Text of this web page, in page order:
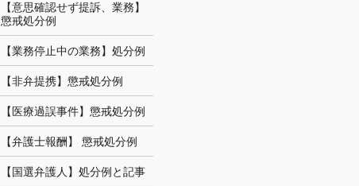
【意思確認せず提訴、業務】
懲戒処分例
【業務停止中の業務】処分例
【非弁提携】懲戒処分例
【医療過誤事件】懲戒処分例
【弁護士報酬】 懲戒処分例
【国選弁護人】処分例と記事